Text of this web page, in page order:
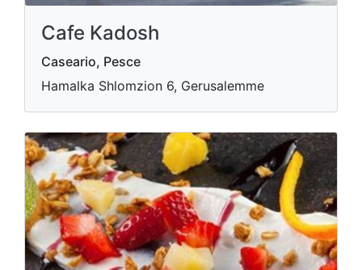
Cafe Kadosh
Caseario, Pesce
Hamalka Shlomzion 6, Gerusalemme